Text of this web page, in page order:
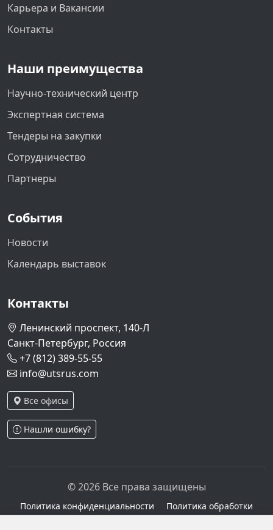
Карьера и Вакансии
Контакты
Наши преимущества
Научно-технический центр
Экспертная система
Тендеры на закупки
Сотрудничество
Партнеры
События
Новости
Календарь выставок
Контакты
Ленинский проспект, 140-Л
Санкт-Петербург, Россия
+7 (812) 389-55-55
info@utsrus.com
Все офисы
Нашли ошибку?
© 2026 Все права защищены
Политика конфиденциальности
Политика обработки
персональных данных